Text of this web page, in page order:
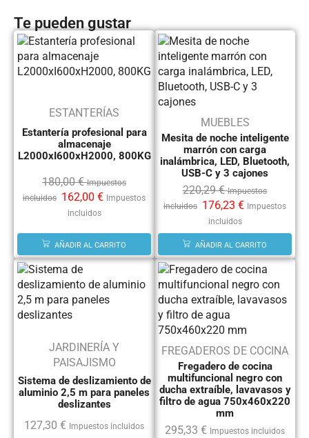
Te pueden gustar
ESTANTERÍAS
Estantería profesional para
almacenaje
L2000xI600xH2000, 800KG
180,00€ Impuestos
incluidos 162,00 € Impuestos
incluidos
AÑADIR AL CARRITO
MUEBLES
Mesita de noche inteligente
marrón con carga
inalámbrica, LED, Bluetooth,
USB-C y 3 cajones
220,29€ Impuestos
incluidos 176,23 € Impuestos
incluidos
AÑADIR AL CARRITO
JARDINERÍA Y
PAISAJISMO
Sistema de deslizamiento de
aluminio 2,5 m para paneles
deslizantes
127,30 € Impuestos incluidos
FREGADEROS DE COCINA
Fregadero de cocina
multifuncional negro con
ducha extraíble, lavavasos y
filtro de agua 750x460x220
mm
295,33 € Impuestos incluidos